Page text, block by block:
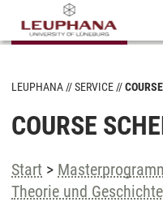
LEUPHANA SERVICE
COURSE
Start >
Theorie und